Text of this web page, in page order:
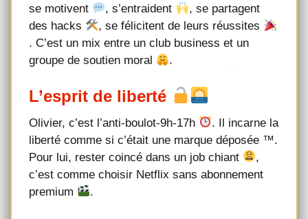
se motivent
, s’entraident
, se partagent
des hacks
, se félicitent de leurs réussites
. C’est un mix entre un club business et un
groupe de soutien moral
.
L’esprit de liberté
Olivier, c’est l’anti-boulot-9h-17h
. Il incarne la
liberté comme si c’était une marque déposée ™️.
Pour lui, rester coincé dans un job chiant
,
c’est comme choisir Netflix sans abonnement
premium
.